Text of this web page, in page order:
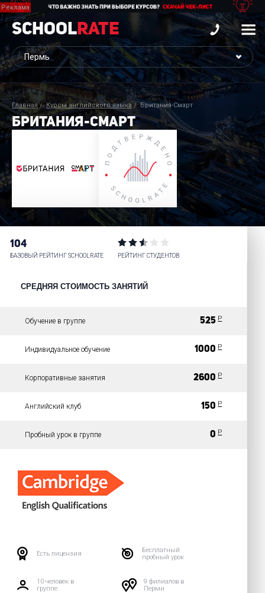
School Rate
Главная Курсы английского языка Британия-Смарт
БРИТАНИЯ-СМАРТ
104
БАЗОВЫЙ РЕЙТИНГ SCHOOLRATE РЕЙТИНГ СТУДЕНТОВ
СРЕДНЯЯ СТОИМОСТЬ ЗАНЯТИЙ
Обучение в группе 525 Р
Индивидуальное обучение 1000 Р
Корпоративные занятия 2600 Р
Английский клуб 150 Р
Пробный урок в группе 0 Р
Есть лицензия
Бесплатный
пробный урок
10 человек в
группе
9 филиалов в
Перми